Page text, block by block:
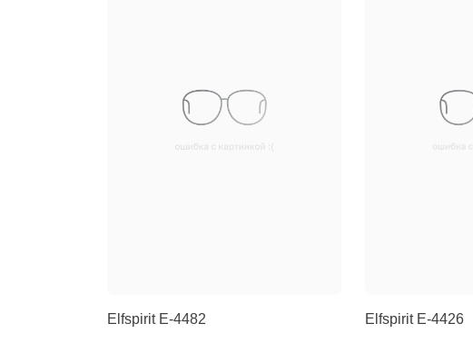
Elfspirit E-4482 Elfspirit E-4426